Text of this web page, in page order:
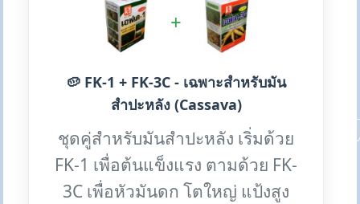
+
🥔 FK-1 + FK-3C - เฉพาะสำหรับมัน
สำปะหลัง (Cassava)
ชุดคู่สำหรับมันสำปะหลัง เริ่มด้วย
FK-1 เพื่อต้นแข็งแรง ตามด้วย FK-
3C เพื่อหัวมันดก โตใหญ่ แป้งสูง